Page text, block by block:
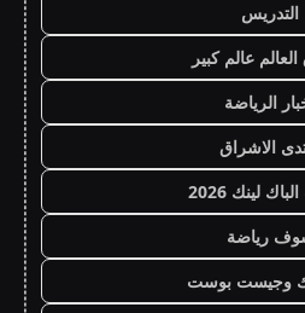
التدريس
عالم كبير
الرياضة
الاشراق
لينك 2026
رياضة
وجيست بوست